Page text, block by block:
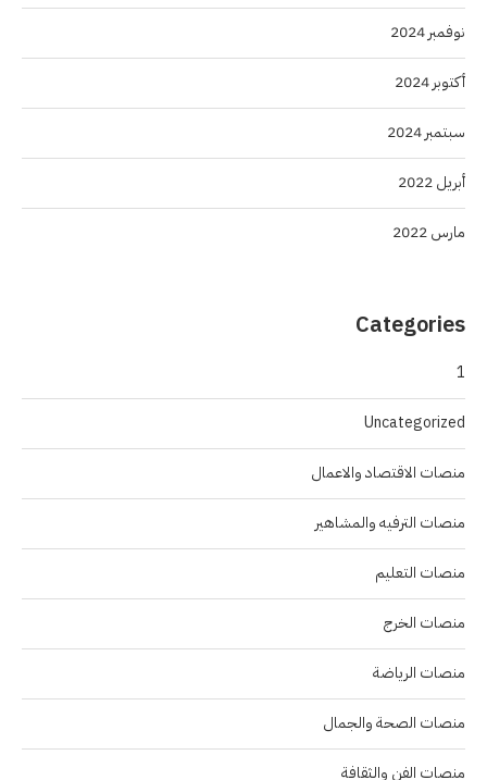
نوفمبر 2024
أكتوبر 2024
سبتمبر 2024
أبريل 2022
مارس 2022
Categories
1
Uncategorized
منصات الاقتصاد والاعمال
منصات الترفيه والمشاهير
منصات التعليم
منصات الخرج
منصات الرياضة
منصات الصحة والجمال
منصات الفن والثقافة